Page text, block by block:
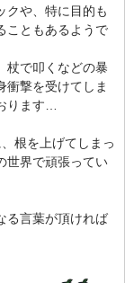
クや、特に目的も
こともあるようで
杖で叩くなどの暴
衝撃を受けてしま
ります…
根を上げてしまっ
世界で頑張ってい
る言葉が頂ければ